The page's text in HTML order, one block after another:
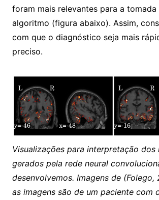
foram mais relevantes para a
algoritmo (figura abaixo). Assim,
com que o diagnóstico seja mais
preciso.
Visualizações para interpretação dos
gerados pela rede neural
desenvolvemos. Imagens de (Folego,
as imagens são de um paciente com